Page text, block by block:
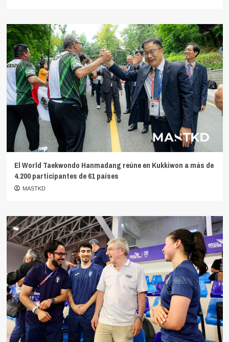
El World Taekwondo Hanmadang reúne en Kukkiwon a más de
4.200 participantes de 61 países
MASTKD